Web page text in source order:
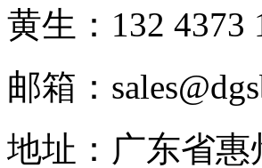
黄生：132 4373
邮箱：
地址：广东省